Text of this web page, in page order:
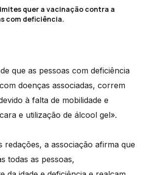
quer a vacinação contra a
com deficiência.
que as pessoas com deficiência
doenças associadas, correm
à falta de mobilidade e
e utilização de álcool gel».
redações, a associação afirma que
todas as pessoas,